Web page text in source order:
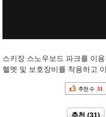
스키장 스노우보드 파크를 이
헬멧 및 보호장비를 착용하고
추천 수 31
추천 (31)